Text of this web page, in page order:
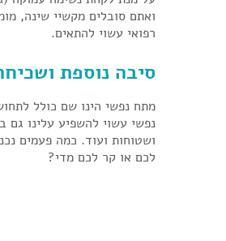
ואתם סובלים מקשיי שינה,
רפואי עשוי להתאים.
סיבה נוספת
מתח נפשי הינו שם כולל
נפשי עשוי להשפיע עלינו גם
ושטוחות ועוד. כמה פעמים
לכם או קר לכם מדי?